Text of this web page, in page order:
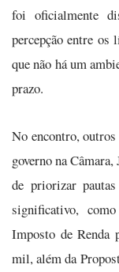
foi oficialmente
percepção entre os
que não há um
prazo.
No encontro,
governo na
de priorizar
significativo,
Imposto de Renda
mil, além da